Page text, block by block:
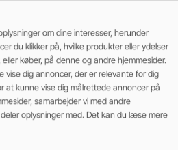
om dine interesser, herunder
du klikker på, hvilke produkter eller ydelser
køber, på denne og andre hjemmesider.
vise dig annoncer, der er relevante for dig
at kunne vise dig målrettede annoncer på
samarbejder vi med andre
oplysninger med. Det kan du læse mere